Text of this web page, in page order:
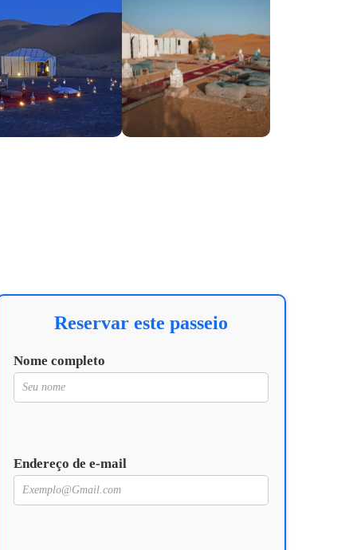
Reservar este passeio
Nome completo
Endereço de e-mail